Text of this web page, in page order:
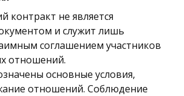
контракт не является
и служит лишь
соглашением участников
отношений.
основные условия,
отношений. Соблюдение